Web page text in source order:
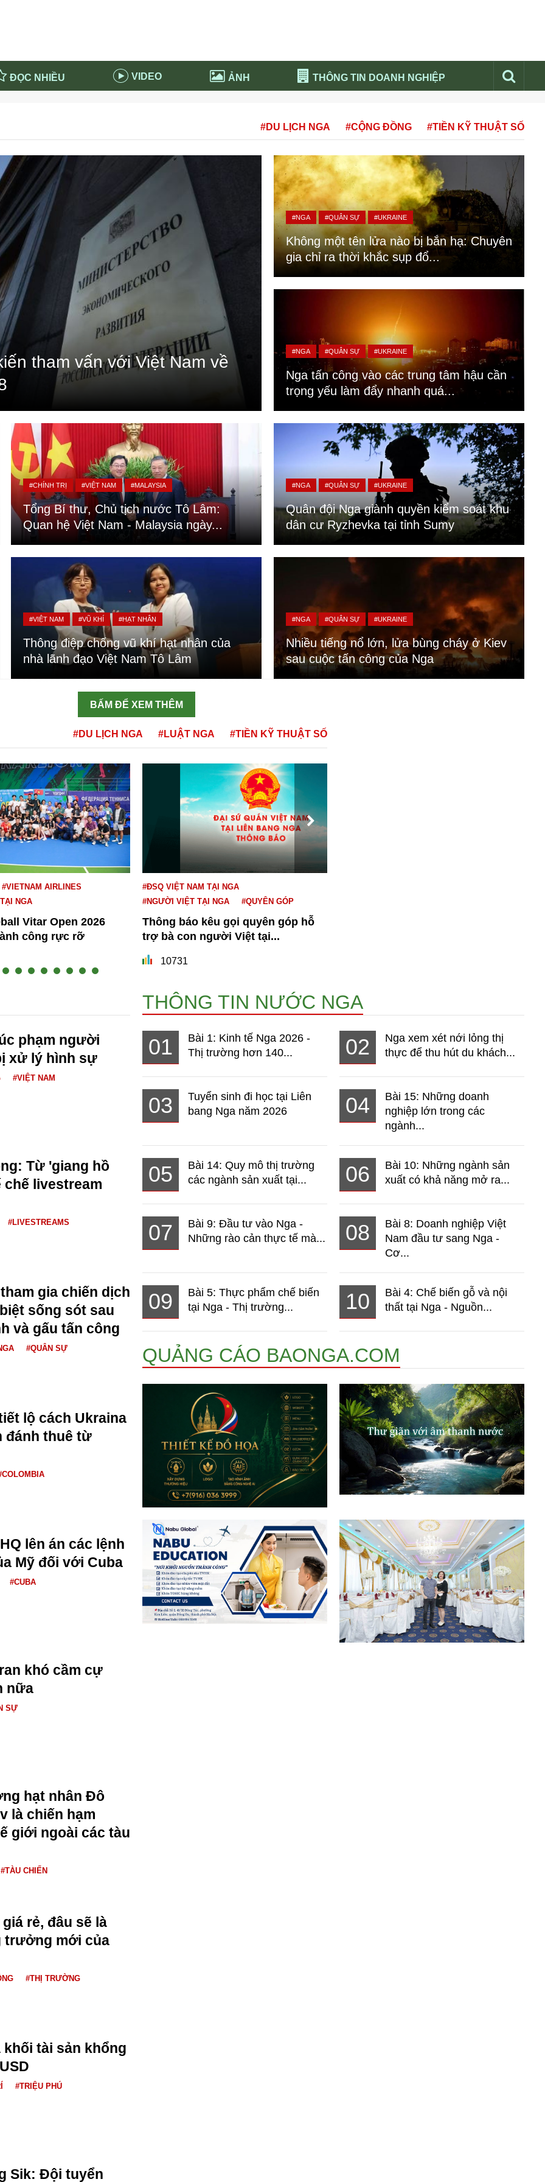
ĐỌC NHIỀU VIDEO ẢNH THÔNG TIN DOANH NGHIỆP
Nổi bật báo nga
nước Nga Tử vi hàng ngày
Phân tích thị trường Nga 2026
- Việt Nam Phân tích chính trị
#DU LỊCH NGA #CỘNG ĐỒNG #TIỀN KỸ THUẬT SỐ
tham vấn với Việt Nam về
#NGA #QUÂN SỰ #UKRAINE
Không một tên lửa nào bị bắn hạ: Chuyên
gia chỉ ra thời khắc sụp đổ...
#NGA #QUÂN SỰ #UKRAINE
Nga tấn công vào các trung tâm hậu cần
trọng yếu làm đẩy nhanh quá...
#CHÍNH TRỊ #VIỆT NAM #MALAYSIA
Tổng Bí thư, Chủ tịch nước Tô Lâm:
Quan hệ Việt Nam - Malaysia ngày...
#NGA #QUÂN SỰ #UKRAINE
Quân đội Nga giành quyền kiểm soát khu
dân cư Ryzhevka tại tỉnh Sumy
#VIỆT NAM #VŨ KHÍ #HẠT NHÂN
Thông điệp chống vũ khí hạt nhân của
nhà lãnh đạo Việt Nam Tô Lâm
#NGA #QUÂN SỰ #UKRAINE
Nhiều tiếng nổ lớn, lửa bùng cháy ở Kiev
sau cuộc tấn công của Nga
BẤM ĐỂ XEM THÊM
#DU LỊCH NGA #LUẬT NGA #TIỀN KỸ THUẬT SỐ
#VIETNAM AIRLINES
NGA
Vitar Open 2026
công rực rỡ
#ĐSQ VIỆT NAM TẠI NGA
#NGƯỜI VIỆT TẠI NGA
#QUYÊN GÓP
Thông báo kêu gọi quyên góp hỗ
trợ bà con người Việt tại...
10731
phạm người
xử lý hình sự
#VIỆT NAM
Từ 'giang hồ
chế livestream
#LIVESTREAMS
gia chiến dịch
sống sót sau
và gấu tấn công
#QUÂN SỰ
lộ cách Ukraina
đánh thuê từ
lên án các lệnh
Mỹ đối với Cuba
#CUBA
khó cầm cự
nữa
SỰ
hạt nhân Đô
là chiến hạm
giới ngoài các tàu
#TÀU CHIẾN
rẻ, đâu sẽ là
trưởng mới của
#THỊ TRƯỜNG
khối tài sản khổng
#TRIỆU PHÚ
Sik: Đội tuyển
THÔNG TIN NƯỚC NGA
01
Bài 1: Kinh tế Nga 2026 -
Thị trường hơn 140...
02
Nga xem xét nới lỏng thị
thực để thu hút du khách...
03
Tuyển sinh đi học tại Liên
bang Nga năm 2026
04
Bài 15: Những doanh
nghiệp lớn trong các
ngành...
05
Bài 14: Quy mô thị trường
các ngành sản xuất tại...
06
Bài 10: Những ngành sản
xuất có khả năng mở ra...
07
Bài 9: Đầu tư vào Nga -
Những rào cản thực tế mà...
08
Bài 8: Doanh nghiệp Việt
Nam đầu tư sang Nga -
Cơ...
09
Bài 5: Thực phẩm chế biến
tại Nga - Thị trường...
10
Bài 4: Chế biến gỗ và nội
thất tại Nga - Nguồn...
QUẢNG CÁO BAONGA.COM